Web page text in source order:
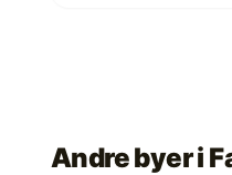
Andre byer i